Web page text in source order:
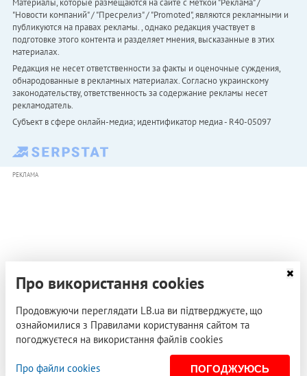
"Новости компаний" / "Пресрелиз" / "Promoted", являются рекламными и
публикуются на правах рекламы. , однако редакция участвует в
подготовке этого контента и разделяет мнения, высказанные в этих
материалах.
Редакция не несет ответственности за факты и оценочные суждения,
обнародованные в рекламных материалах. Согласно украинскому
законодательству, ответственность за содержание рекламы несет
рекламодатель.
Субъект в сфере онлайн-медиа; идентификатор медиа - R40-05097
РЕКЛАМА
Про використання cookies
Продовжуючи переглядати LB.ua ви підтверджуєте, що
ознайомилися з Правилами користування сайтом та
погоджуєтеся на використання файлів cookies
Про файли cookies ПОГОДЖУЮСЬ